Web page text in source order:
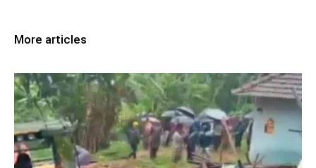
More articles